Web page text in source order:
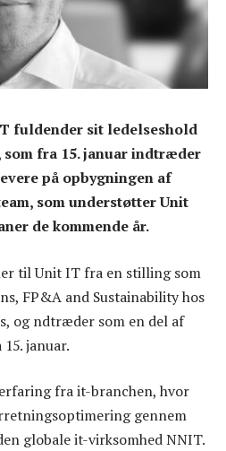
fuldender sit ledelseshold
som fra 15. januar indtræder
på opbygningen af
som understøtter Unit
de kommende år.
til Unit IT fra en stilling som
FP&A and Sustainability hos
og ndtræder som en del af
januar.
fra it-branchen, hvor
gennem
globale it-virksomhed NNIT.